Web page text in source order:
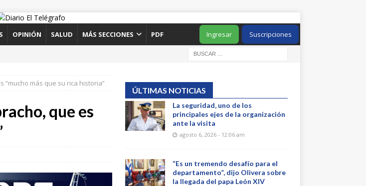
OPINIÓN SALUD MÁS SECCIONES PDF Suscripciones
Ingresar
“mucho más que su rica historia”
que es
ÚLTIMAS NOTICIAS
La seguridad, uno de los
principales ejes de la organización
ante la visita
agosto 6, 2026 - 12:06 am
“Es un tremendo desafío para el
departamento”, dijo Olivera sobre
la llegada del papa León XIV